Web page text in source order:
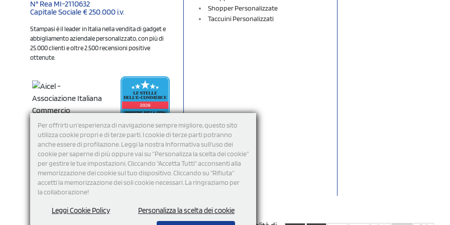
Per offrirti un'esperienza di navigazione sempre migliore, questo sito
utilizza cookie propri e di terze parti. I cookie di terze parti potranno
anche essere di profilazione. Leggi la nostra Informativa sull’uso dei
cookie per saperne di più oppure vai su “Personalizza la scelta dei cookie”
per gestire le tue impostazioni. Cliccando "Accetta Tutti" acconsenti alla
memorizzazione dei cookie sul tuo dispositivo. Cliccando su "Rifiuta"
accetti la memorizzazione dei soli cookie necessari. La ringraziamo per
la collaborazione!
Leggi Cookie Policy Personalizza la scelta dei cookie
N° Rea MI-2110632
Capitale Sociale € 250.000 i.v.
Stampasi è il leader in Italia nella vendita di gadget e
abbigliamento aziendale personalizzato, con più di
25.000 clienti e oltre 2.500 recensioni positive
ottenute.
Seguici
Shopper Personalizzate
Taccuini Personalizzati